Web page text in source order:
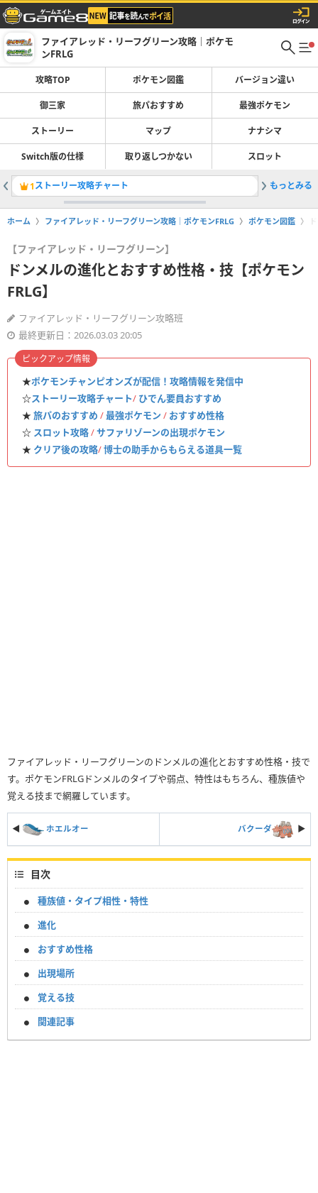
ファイアレッド・リーフグリーン攻略｜ポケモ
ンFRLG
攻略TOP ポケモン図鑑 バージョン違い
御三家 旅パおすすめ 最強ポケモン
ストーリー マップ ナナシマ
Switch版の仕様 取り返しつかない スロット
1ストーリー攻略チャート 2技思い
もっとみる
ホーム ファイアレッド・リーフグリーン攻略｜ポケモンFRLG ポケモン図鑑
【ファイアレッド・リーフグリーン】
ドンメルの進化とおすすめ性格・技【ポケモン
FRLG】
ファイアレッド・リーフグリーン攻略班
最終更新日：2026.03.03 20:05
★ポケモンチャンピオンズが配信！攻略情報を発信中
☆ストーリー攻略チャート/ ひでん要員おすすめ
★旅パのおすすめ /最強ポケモン / おすすめ性格
☆ スロット攻略/サファリゾーンの出現ポケモン
★ クリア後の攻略/博士の助手からもらえる道具一覧
ピックアップ情報
ファイアレッド・リーフグリーンのドンメルの進化とおすすめ性格・技で
す。ポケモンFRLGドンメルのタイプや弱点、特性はもちろん、種族値や
覚える技まで網羅しています。
◀ ホエルオー バクーダ ▶︎
目次
種族値・タイプ相性・特性
進化
おすすめ性格
出現場所
覚える技
関連記事